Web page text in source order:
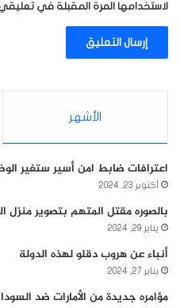
لاستخدامها المرة المقبلة في
الأشهر
اعترافات ضابط امن أسير ستغير
أكتوبر 23, 2024
بالصوره مقتل المتهم بتصوير منزل
يناير 29, 2024
أنباء عن هروب دقلو لهذه الدولة
يناير 27, 2024
مؤامره جديدة من الأمارات ضد